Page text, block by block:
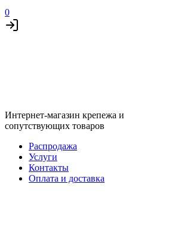
0
Интернет-магазин крепежа и
сопутствующих товаров
Распродажа
Услуги
Контакты
Оплата и доставка